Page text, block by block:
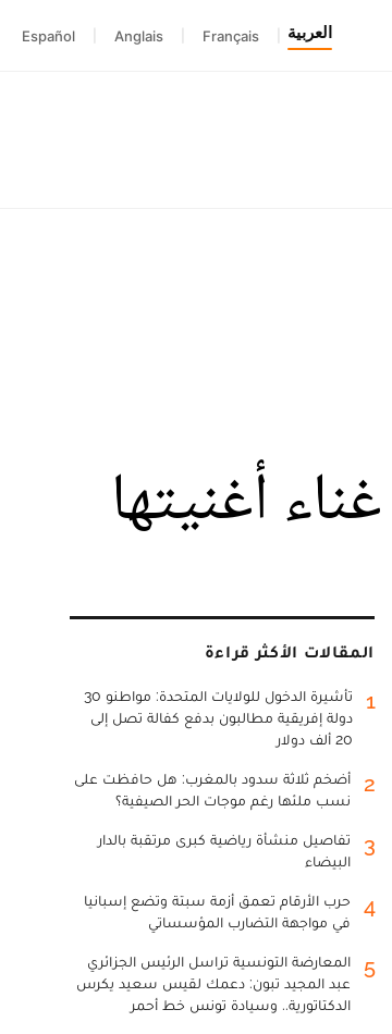
العربية Français
Anglais
Español
أغنيتها
المقالات الأكثر قراءة
1
تأشيرة الدخول للولايات المتحدة: مواطنو 30
دولة إفريقية مطالبون بدفع كفالة تصل إلى
20 ألف دولار
2
أضخم ثلاثة سدود بالمغرب: هل حافظت على
نسب ملئها رغم موجات الحر الصيفية؟
3
تفاصيل منشأة رياضية كبرى مرتقبة بالدار
البيضاء
4
حرب الأرقام تعمق أزمة سبتة وتضع إسبانيا
في مواجهة التضارب المؤسساتي
5
المعارضة التونسية تراسل الرئيس الجزائري
عبد المجيد تبون: دعمك لقيس سعيد يكرس
الدكتاتورية.. وسيادة تونس خط أحمر